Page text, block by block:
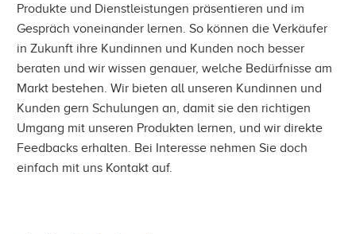
Produkte und Dienstleistungen präsentieren und im
Gespräch voneinander lernen. So können die Verkäufer
in Zukunft ihre Kundinnen und Kunden noch besser
beraten und wir wissen genauer, welche Bedürfnisse am
Markt bestehen. Wir bieten all unseren Kundinnen und
Kunden gern Schulungen an, damit sie den richtigen
Umgang mit unseren Produkten lernen, und wir direkte
Feedbacks erhalten. Bei Interesse nehmen Sie doch
einfach mit uns Kontakt auf.